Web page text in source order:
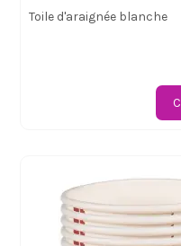
Toile d'araignée blanche